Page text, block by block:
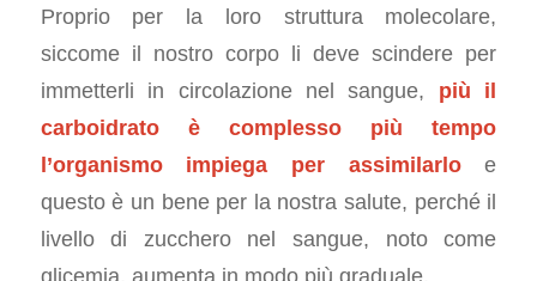
Proprio per la loro struttura molecolare,
siccome il nostro corpo li deve scindere per
immetterli in circolazione nel sangue, più il
carboidrato è complesso più tempo
l’organismo impiega per assimilarloe
questo è un bene per la nostra salute, perché il
livello di zucchero nel sangue, noto come
glicemia, aumenta in modo più graduale.